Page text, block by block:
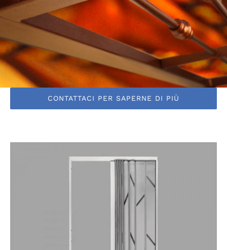
CONTATTACI PER SAPERNE DI PIÙ